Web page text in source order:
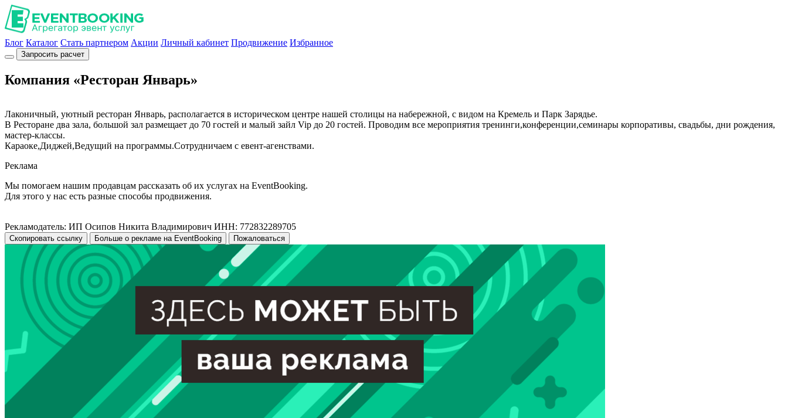
Блог Каталог Стать партнером Акции Личный кабинет Продвижение Избранное
Запросить расчет
Компания «Ресторан Январь»
Лаконичный, уютный ресторан Январь, располагается в историческом центре нашей столицы на набережной, с видом на Кремель и Парк Зарядье.
В Ресторане два зала, большой зал размещает до 70 гостей и малый зайл Vip до 20 гостей. Проводим все мероприятия тренинги,конференции,семинары корпоративы, свадьбы, дни рождения,
мастер-классы.
Караоке,Диджей,Ведущий на программы.Сотрудничаем с евент-агенствами.
Реклама
Мы помогаем нашим продавцам рассказать об их услугах на EventBooking.
Для этого у нас есть разные способы продвижения.
Рекламодатель: ИП Осипов Никита Владимирович ИНН: 772832289705
Скопировать ссылку Больше о рекламе на EventBooking Пожаловаться